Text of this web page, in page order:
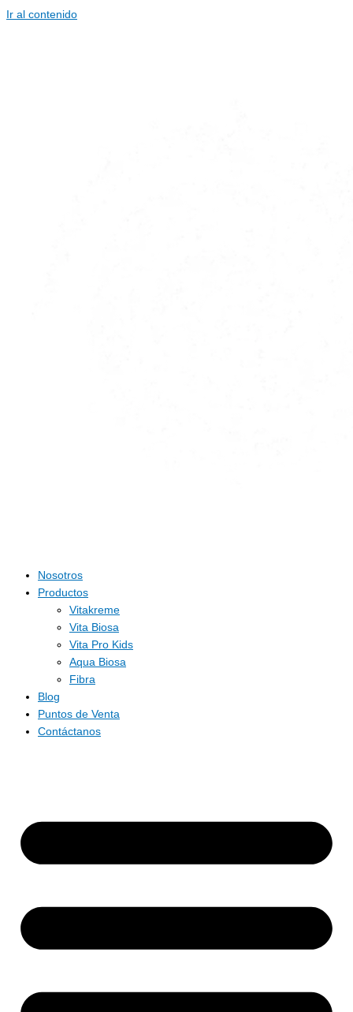
Ir al contenido
Nosotros
Productos
Vitakreme
Vita Biosa
Vita Pro Kids
Aqua Biosa
Fibra
Blog
Puntos de Venta
Contáctanos